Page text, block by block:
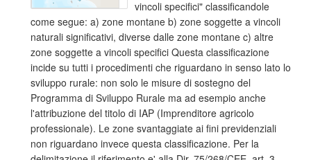
vincoli specifici" classificandole
come segue: a) zone montane b) zone soggette a vincoli
naturali significativi, diverse dalle zone montane c) altre
zone soggette a vincoli specifici Questa classificazione
incide su tutti i procedimenti che riguardano in senso lato lo
sviluppo rurale: non solo le misure di sostegno del
Programma di Sviluppo Rurale ma ad esempio anche
l'attribuzione del titolo di IAP (Imprenditore agricolo
professionale). Le zone svantaggiate ai fini previdenziali
non riguardano invece questa classificazione. Per la